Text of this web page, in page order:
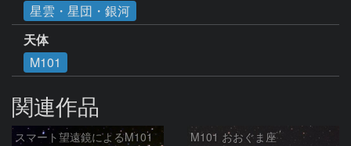
星雲・星団・銀河
天体
M101
関連作品
スマート望遠鏡によるM101 M101 おおぐま座